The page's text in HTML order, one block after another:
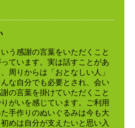
いう感謝の言葉をいただくこと
ています。実は話すことがあ
周りからは「おとなしい人」
な自分でも必要とされ、会い
の言葉を掛けていただくこと
がいを感じています。ご利用
手作りのぬいぐるみは今も大
めは自分が支えたいと思い入